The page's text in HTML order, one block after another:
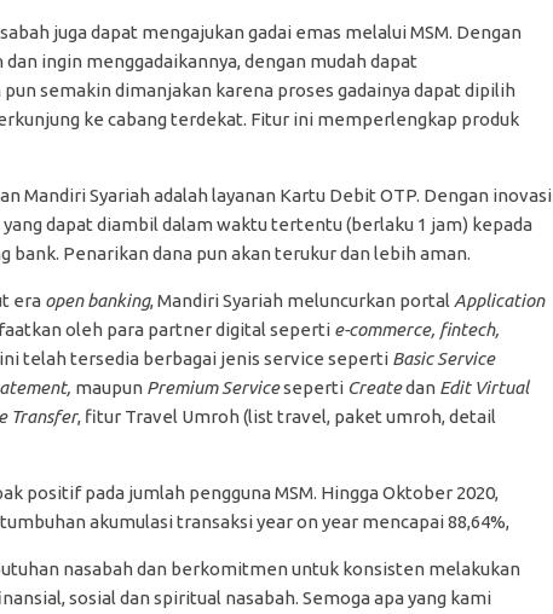
juga dapat mengajukan gadai emas melalui MSM. Dengan
ingin menggadaikannya, dengan mudah dapat
semakin dimanjakan karena proses gadainya dapat dipilih
ke cabang terdekat. Fitur ini memperlengkap produk
Mandiri Syariah adalah layanan Kartu Debit OTP. Dengan inovasi
dapat diambil dalam waktu tertentu (berlaku 1 jam) kepada
Penarikan dana pun akan terukur dan lebih aman.
era open banking, Mandiri Syariah meluncurkan portal Application
oleh para partner digital seperti e-commerce, fintech,
telah tersedia berbagai jenis service seperti Basic Service
maupun Premium Serviceseperti Createdan Edit Virtual
Transfer, fitur Travel Umroh (list travel, paket umroh, detail
positif pada jumlah pengguna MSM. Hingga Oktober 2020,
akumulasi transaksi year on year mencapai 88,64%,
nasabah dan berkomitmen untuk konsisten melakukan
sosial dan spiritual nasabah. Semoga apa yang kami